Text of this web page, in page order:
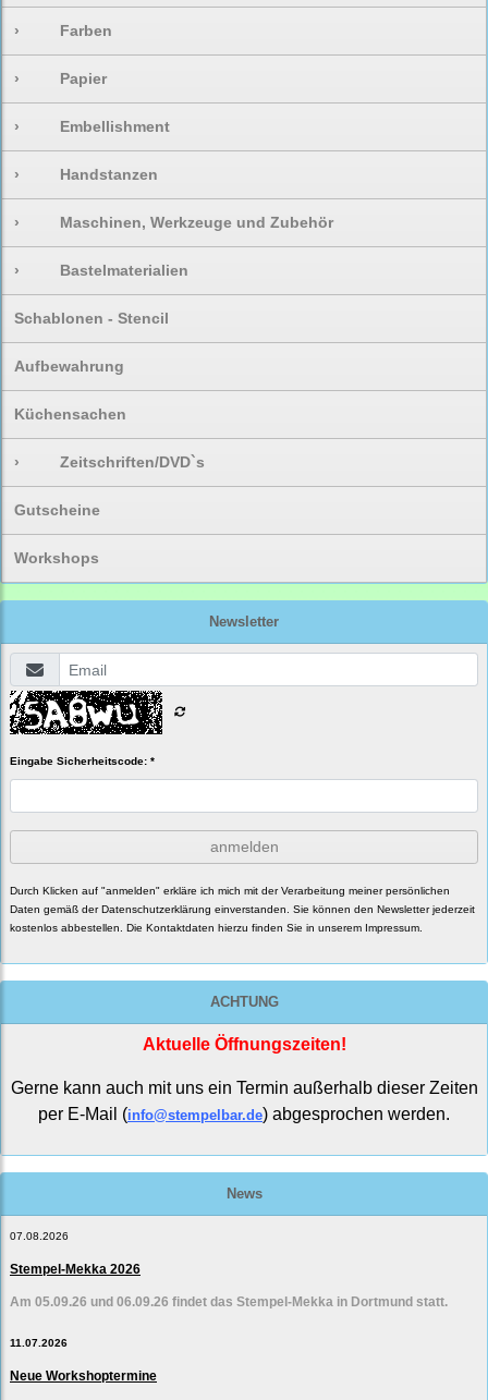
› Farben
› Papier
› Embellishment
› Handstanzen
› Maschinen, Werkzeuge und Zubehör
› Bastelmaterialien
Schablonen - Stencil
Aufbewahrung
Küchensachen
› Zeitschriften/DVD`s
Gutscheine
Workshops
Newsletter
Eingabe Sicherheitscode: *
anmelden
Durch Klicken auf "anmelden" erkläre ich mich mit der Verarbeitung meiner persönlichen
Daten gemäß der Datenschutzerklärung einverstanden. Sie können den Newsletter jederzeit
kostenlos abbestellen. Die Kontaktdaten hierzu finden Sie in unserem Impressum.
ACHTUNG
Aktuelle Öffnungszeiten!
Gerne kann auch mit uns ein Termin außerhalb dieser Zeiten
per E-Mail (info@stempelbar.de) abgesprochen werden.
News
07.08.2026
Stempel-Mekka 2026
Am 05.09.26 und 06.09.26 findet das Stempel-Mekka in Dortmund statt.
11.07.2026
Neue Workshoptermine